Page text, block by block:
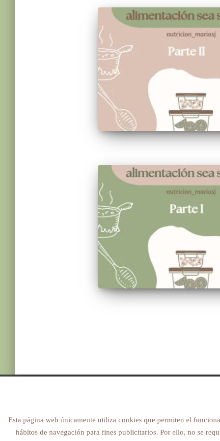
Esta página web únicamente utiliza cookies que permiten el
hábitos de navegación para fines publicitarios. Por ello, no se